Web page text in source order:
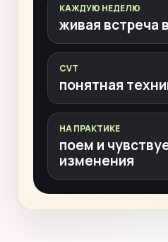
КАЖДУЮ НЕДЕЛЮ
живая встреча
CVT
понятная
НА ПРАКТИКЕ
поем и
изменения